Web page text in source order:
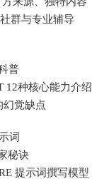
群与专业辅导
普
12种核心能力介绍
幻觉缺点
词
秘诀
提示词撰写模型